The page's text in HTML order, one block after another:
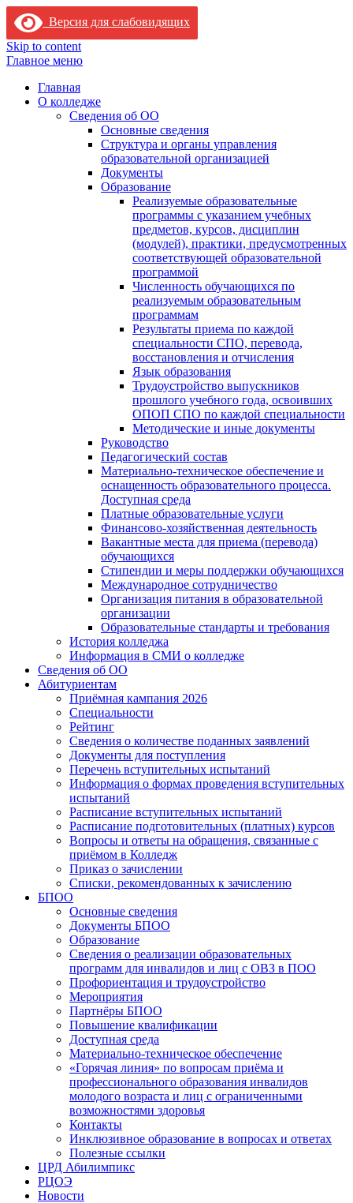
Версия для слабовидящих
Skip to content
Главное меню
Главная
О колледже
Сведения об ОО
Основные сведения
Структура и органы управления
образовательной организацией
Документы
Образование
Реализуемые образовательные
программы с указанием учебных
предметов, курсов, дисциплин
(модулей), практики, предусмотренных
соответствующей образовательной
программой
Численность обучающихся по
реализуемым образовательным
программам
Результаты приема по каждой
специальности СПО, перевода,
восстановления и отчисления
Язык образования
Трудоустройство выпускников
прошлого учебного года, освоивших
ОПОП СПО по каждой специальности
Методические и иные документы
Руководство
Педагогический состав
Материально-техническое обеспечение и
оснащенность образовательного процесса.
Доступная среда
Платные образовательные услуги
Финансово-хозяйственная деятельность
Вакантные места для приема (перевода)
обучающихся
Стипендии и меры поддержки обучающихся
Международное сотрудничество
Организация питания в образовательной
организации
Образовательные стандарты и требования
История колледжа
Информация в СМИ о колледже
Сведения об ОО
Абитуриентам
Приёмная кампания 2026
Специальности
Рейтинг
Сведения о количестве поданных заявлений
Документы для поступления
Перечень вступительных испытаний
Информация о формах проведения вступительных
испытаний
Расписание вступительных испытаний
Расписание подготовительных (платных) курсов
Вопросы и ответы на обращения, связанные с
приёмом в Колледж
Приказ о зачислении
Списки, рекомендованных к зачислению
БПОО
Основные сведения
Документы БПОО
Образование
Сведения о реализации образовательных
программ для инвалидов и лиц с ОВЗ в ПОО
Профориентация и трудоустройство
Мероприятия
Партнёры БПОО
Повышение квалификации
Доступная среда
Материально-техническое обеспечение
«Горячая линия» по вопросам приёма и
профессионального образования инвалидов
молодого возраста и лиц с ограниченными
возможностями здоровья
Контакты
Инклюзивное образование в вопросах и ответах
Полезные ссылки
ЦРД Абилимпикс
РЦОЭ
Новости